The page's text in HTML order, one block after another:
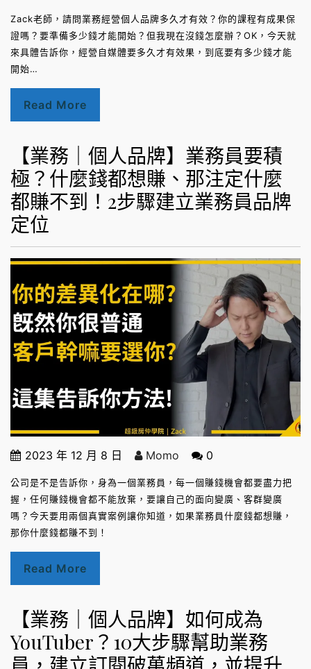
Zack老師，請問業務經營個人品牌多久才有效？你的課程有成果保
證嗎？要準備多少錢才能開始？但我現在沒錢怎麼辦？OK，今天就
來具體告訴你，經營自媒體要多久才有效果，到底要有多少錢才能
開始…
Read More
【業務｜個人品牌】業務員要積
極？什麼錢都想賺、那注定什麼
都賺不到！2步驟建立業務員品牌
定位
2023 年 12 月 8 日 Momo 0
公司是不是告訴你，身為一個業務員，每一個賺錢機會都要盡力把
握，任何賺錢機會都不能放棄，要讓自己的面向變廣、客群變廣
嗎？今天要用兩個真實案例讓你知道，如果業務員什麼錢都想賺，
那你什麼錢都賺不到！
Read More
【業務｜個人品牌】如何成為
YouTuber？10大步驟幫助業務